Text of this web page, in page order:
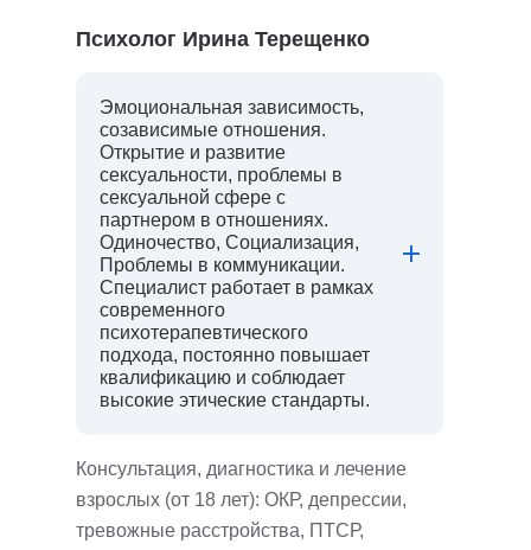
Психолог Ирина Терещенко
Эмоциональная зависимость,
созависимые отношения.
Открытие и развитие
сексуальности, проблемы в
сексуальной сфере с
партнером в отношениях.
Одиночество, Социализация,
Проблемы в коммуникации.
Специалист работает в рамках
современного
психотерапевтического
подхода, постоянно повышает
квалификацию и соблюдает
высокие этические стандарты.
Консультация, диагностика и лечение
взрослых (от 18 лет): ОКР, депрессии,
тревожные расстройства, ПТСР,